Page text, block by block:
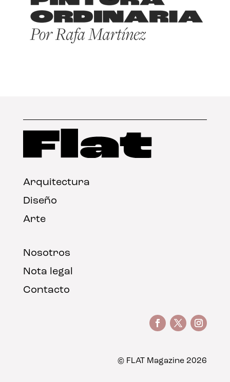
Arquitectura
Diseño
Arte
Nosotros
Nota legal
Contacto
© FLAT Magazine 2026